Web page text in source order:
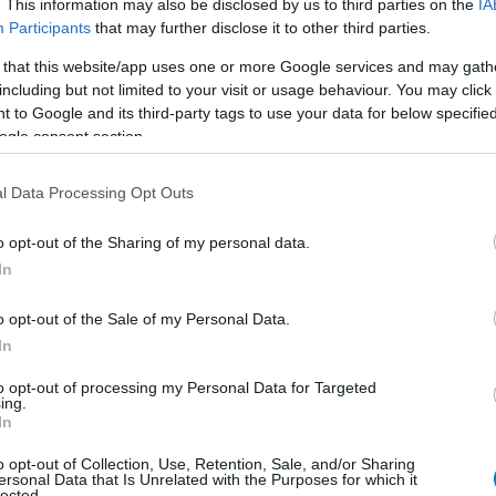
This information may also be disclosed by us to third parties on the
Participants that may further disclose it to other third parties.
this website/app uses one or more Google services and may
but not limited to your visit or usage behaviour. You may
to Google and its third-party tags to use your data for below
consent section.
Data Processing Opt Outs
opt-out of the Sharing of my personal data.
opt-out of the Sale of my Personal Data.
opt-out of processing my Personal Data for Targeted
opt-out of Collection, Use, Retention, Sale, and/or Sharing
Data that Is Unrelated with the Purposes for which it
harccal és erős mesehangulattal keveri, a Rot
hanem a játékmenetben is fontos szerepet
a nagyobb AAA-címek pótlásáról, a klasszikusok
felfedezéséről. Aki a nyári szabadságra keres új